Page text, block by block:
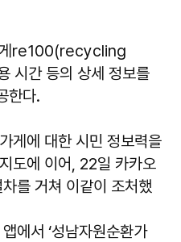
게re100(recycling
시간 등의 상세 정보를
한다.
게에 대한 시민 정보력을
도에 이어, 22일 카카오
를 거쳐 이같이 조처했
에서 ‘성남자원순환가